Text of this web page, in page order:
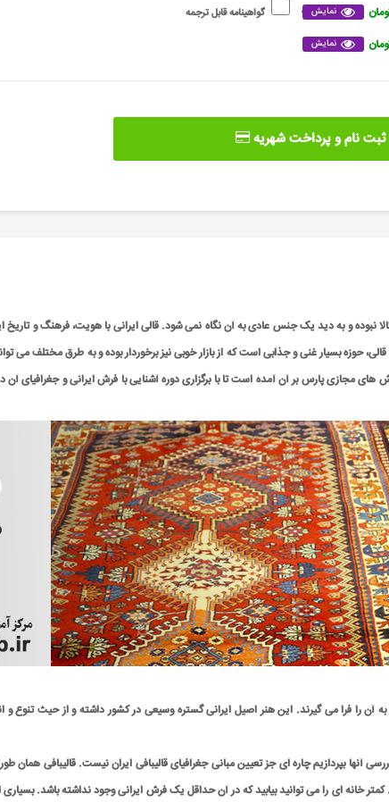
نمایش
نمایش
گواهینامه قابل ترجمه
ثبت نام و پرداخت شهریه
نبوده و به دید یک جنس عادی به آن نگاه نمی شود. قالی ایرانی با هویت، فرهنگ و تاریخ
حوزه بسیار غنی و جذابی است که از بازار خوبی نیز برخوردار بوده و به طرق مختلف می
پارس بر آن آمده است تا با برگزاری دوره آشنایی با فرش ایرانی و جغرافیای آن
آن را فرا می گیرند. این هنر اصیل ایرانی گستره وسیعی در کشور داشته و از حیث تنوع
آنها بپردازيم چاره ای جز تعيين مبانی جغرافيای قاليبافی ايران نيست. قالیبافی همان
خانه ای را می توانید بیابید که در آن حداقل یک فرش ایرانی وجود نداشته باشد.